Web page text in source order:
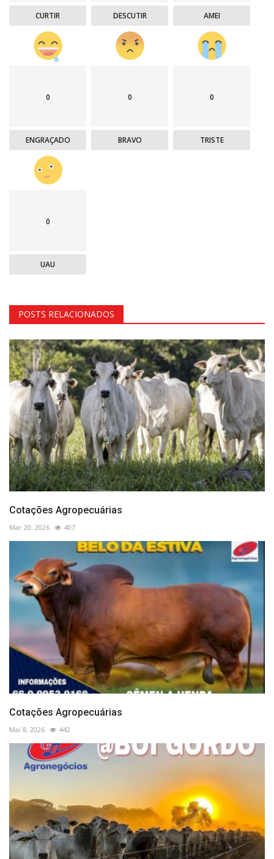
CURTIR DESCUTIR AMEI
0
ENGRAÇADO
0
BRAVO
0
TRISTE
0
UAU
POSTS RELACIONADOS
Cotações Agropecuárias
Mar 20, 2026 407
Cotações Agropecuárias
Mai 8, 2026 442